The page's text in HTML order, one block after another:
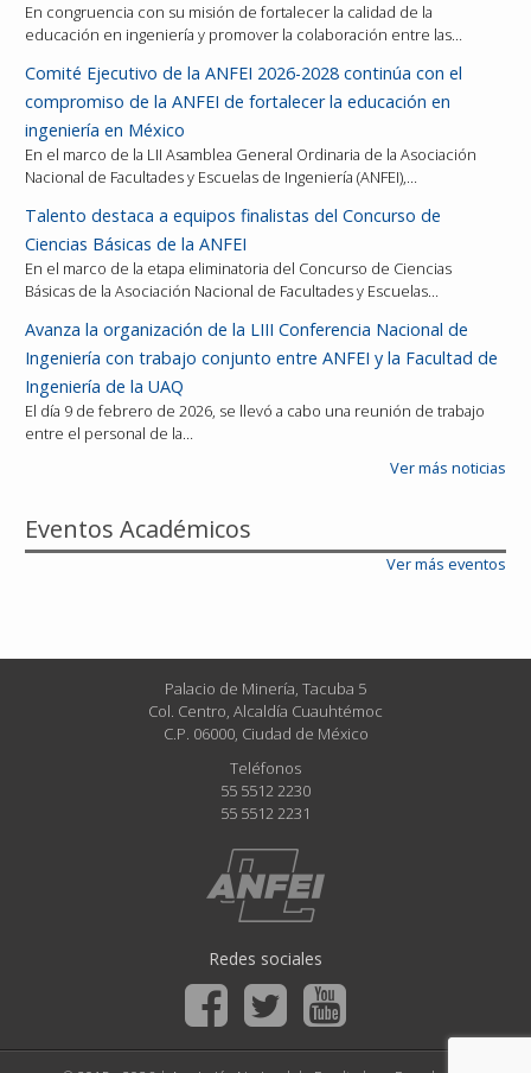
En congruencia con su misión de fortalecer la calidad de la
educación en ingeniería y promover la colaboración entre las…
Comité Ejecutivo de la ANFEI 2026-2028 continúa con el
compromiso de la ANFEI de fortalecer la educación en
ingeniería en México
En el marco de la LII Asamblea General Ordinaria de la Asociación
Nacional de Facultades y Escuelas de Ingeniería (ANFEI),…
Talento destaca a equipos finalistas del Concurso de
Ciencias Básicas de la ANFEI
En el marco de la etapa eliminatoria del Concurso de Ciencias
Básicas de la Asociación Nacional de Facultades y Escuelas…
Avanza la organización de la LIII Conferencia Nacional de
Ingeniería con trabajo conjunto entre ANFEI y la Facultad de
Ingeniería de la UAQ
El día 9 de febrero de 2026, se llevó a cabo una reunión de trabajo
entre el personal de la…
Ver más noticias
Eventos Académicos
Ver más eventos
Palacio de Minería, Tacuba 5
Col. Centro, Alcaldía Cuauhtémoc
C.P. 06000, Ciudad de México
Teléfonos
55 5512 2230
55 5512 2231
Redes sociales